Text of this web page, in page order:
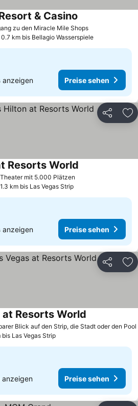
zu den Miracle Mile Shops
& Casino
0.7 km bis Bellagio Wasserspiele
anzeigen Preise sehen
Teilen
mit 5.000 Plätzen
Resorts World
1.3 km bis Las Vegas Strip
anzeigen Preise sehen
Teilen
Blick auf den Strip, die Stadt oder den Pool
Resorts World
bis Las Vegas Strip
anzeigen Preise sehen